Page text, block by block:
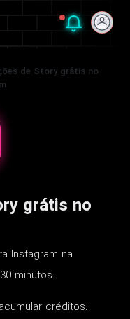
de Story grátis no
grátis no
Instagram na
minutos.
créditos: